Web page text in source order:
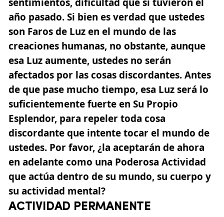
año pasado. Si bien es verdad que ustedes
son Faros de Luz en el mundo de las
creaciones humanas, no obstante, aunque
esa Luz aumente, ustedes no serán
afectados por las cosas discordantes. Antes
de que pase mucho tiempo, esa Luz será lo
suficientemente fuerte en Su Propio
Esplendor, para repeler toda cosa
discordante que intente tocar el mundo de
ustedes. Por favor, ¿la aceptarán de ahora
en adelante como una Poderosa Actividad
que actúa dentro de su mundo, su cuerpo y
su actividad mental?
ACTIVIDAD PERMANENTE